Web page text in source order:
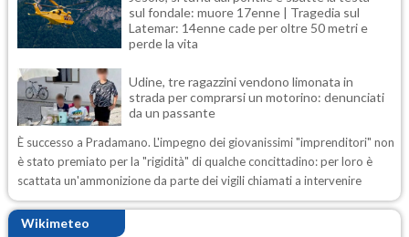
sul fondale: muore 17enne | Tragedia sul
Latemar: 14enne cade per oltre 50 metri e
perde la vita
Udine, tre ragazzini vendono limonata in
strada per comprarsi un motorino: denunciati
da un passante
È successo a Pradamano. L'impegno dei giovanissimi "imprenditori" non
è stato premiato per la "rigidità" di qualche concittadino: per loro è
scattata un'ammonizione da parte dei vigili chiamati a intervenire
Wikimeteo